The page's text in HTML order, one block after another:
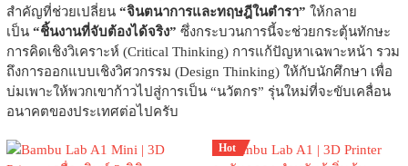
สำคัญที่ช่วยเปลี่ยน “จินตนาการและทฤษฎีในตำรา” ให้กลาย
เป็น “ชิ้นงานที่จับต้องได้จริง” ซึ่งกระบวนการนี้จะช่วยกระตุ้นทักษะ
การคิดเชิงวิเคราะห์ (Critical Thinking) การแก้ปัญหาเฉพาะหน้า รวม
ถึงการออกแบบเชิงวิศวกรรม (Design Thinking) ให้กับนักศึกษา เพื่อ
บ่มเพาะให้พวกเขาก้าวไปสู่การเป็น “นวัตกร” รุ่นใหม่ที่จะขับเคลื่อน
อนาคตของประเทศต่อไปครับ
Hot